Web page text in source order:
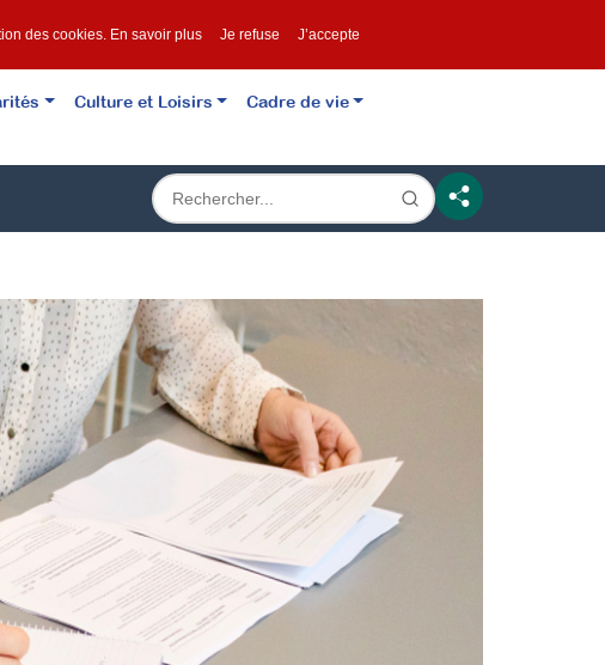
Culture et Loisirs Cadre de vie
des cookies. En savoir plus Je refuse J’accepte